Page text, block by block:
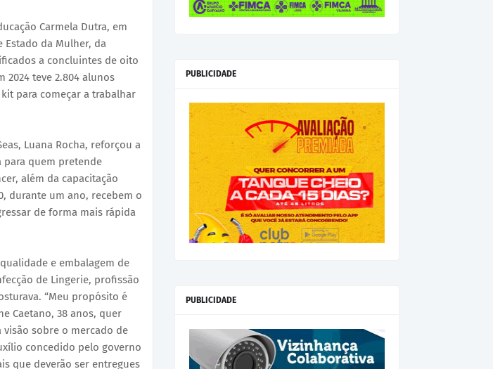
Carmela Dutra, em
da Mulher, da
a concluintes de oito
2024 teve 2.804 alunos
para começar a trabalhar
Luana Rocha, reforçou a
para quem pretende
além da capacitação
durante um ano, recebem o
de forma mais rápida
e embalagem de
de Lingerie, profissão
“Meu propósito é
Caetano, 38 anos, quer
sobre o mercado de
concedido pelo governo
que deverão ser entregues
PUBLICIDADE
PUBLICIDADE